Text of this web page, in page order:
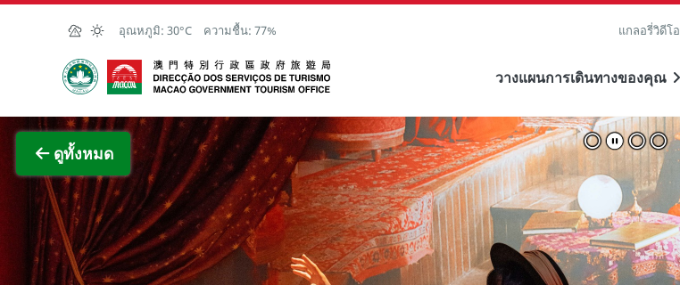
Skip to Main Content
อุณหภูมิ: 30°C ความชื้น: 77% แกลอรี่วิดีโอ
สำนักงานการท่องเที่ยวของรัฐบาลมาเก๊า
วางแผนการเดินทางของคุณ
ดูทั้งหมด
ภาพขยาย